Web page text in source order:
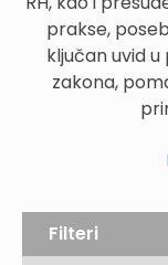
prakse,
ključan uvid
zakona,
Filteri